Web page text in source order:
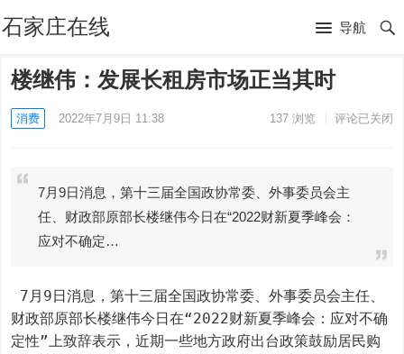
石家庄在线 导航
楼继伟：发展长租房市场正当其时
消费 2022年7月9日 11:38 137浏览 评论已关闭
7月9日消息，第十三届全国政协常委、外事委员会主
任、财政部原部长楼继伟今日在“2022财新夏季峰会：
应对不确定…
财政部原部长楼继伟今日在“2022财新夏季峰会：应对不确
定性”上致辞表示，近期一些地方政府出台政策鼓励居民购